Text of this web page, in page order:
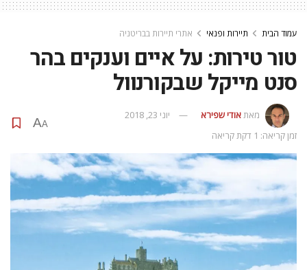
עמוד הבית תיירות ופנאי אתרי תיירות בבריטניה
טור טירות: על איים וענקים בהר
סנט מייקל שבקורנוול
מאתאודי שפירא
יוני 23, 2018
זמן קריאה: 1 דקת קריאה
A
A